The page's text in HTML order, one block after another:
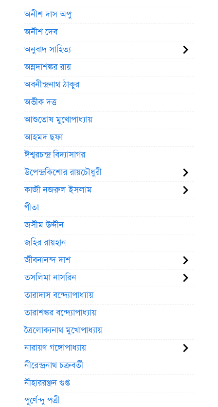
অনীশ দাস অপু
অনীশ দেব
অনুবাদ সাহিত্য
অন্নদাশঙ্কর রায়
অবনীন্দ্রনাথ ঠাকুর
অভীক দত্ত
আশুতোষ মুখোপাধ্যায়
আহমদ ছফা
ঈশ্বরচন্দ্র বিদ্যাসাগর
উপেন্দ্রকিশোর রায়চৌধুরী
কাজী নজরুল ইসলাম
গীতা
জসীম উদ্দীন
জহির রায়হান
জীবনানন্দ দাশ
তসলিমা নাসরিন
তারাদাস বন্দ্যোপাধ্যায়
তারাশঙ্কর বন্দ্যোপাধ্যায়
ত্রৈলোক্যনাথ মুখোপাধ্যায়
নারায়ণ গঙ্গোপাধ্যায়
নীরেন্দ্রনাথ চক্রবর্তী
নীহাররঞ্জন গুপ্ত
পূর্ণেন্দু পত্রী